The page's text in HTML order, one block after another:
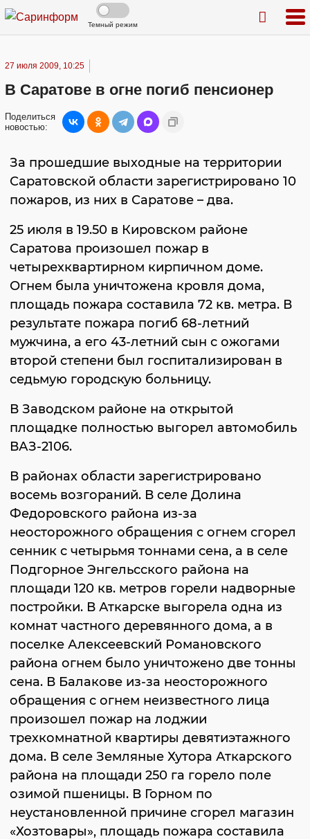
Темный режим
27 июля 2009, 10:25
В Саратове в огне погиб пенсионер
Поделиться
новостью:
За прошедшие выходные на территории
Саратовской области зарегистрировано 10
пожаров, из них в Саратове – два.
25 июля в 19.50 в Кировском районе
Саратова произошел пожар в
четырехквартирном кирпичном доме.
Огнем была уничтожена кровля дома,
площадь пожара составила 72 кв. метра. В
результате пожара погиб 68-летний
мужчина, а его 43-летний сын с ожогами
второй степени был госпитализирован в
седьмую городскую больницу.
В Заводском районе на открытой
площадке полностью выгорел автомобиль
ВАЗ-2106.
В районах области зарегистрировано
восемь возгораний. В селе Долина
Федоровского района из-за
неосторожного обращения с огнем сгорел
сенник с четырьмя тоннами сена, а в селе
Подгорное Энгельсского района на
площади 120 кв. метров горели надворные
постройки. В Аткарске выгорела одна из
комнат частного деревянного дома, а в
поселке Алексеевский Романовского
района огнем было уничтожено две тонны
сена. В Балакове из-за неосторожного
обращения с огнем неизвестного лица
произошел пожар на лоджии
трехкомнатной квартиры девятиэтажного
дома. В селе Земляные Хутора Аткарского
района на площади 250 га горело поле
озимой пшеницы. В Горном по
неустановленной причине сгорел магазин
«Хозтовары», площадь пожара составила